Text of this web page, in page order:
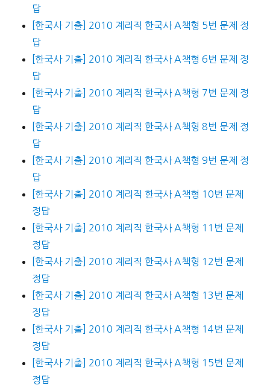
답
[한국사 기출] 2010 계리직 한국사 A책형 5번 문제 정
답
[한국사 기출] 2010 계리직 한국사 A책형 6번 문제 정
답
[한국사 기출] 2010 계리직 한국사 A책형 7번 문제 정
답
[한국사 기출] 2010 계리직 한국사 A책형 8번 문제 정
답
[한국사 기출] 2010 계리직 한국사 A책형 9번 문제 정
답
[한국사 기출] 2010 계리직 한국사 A책형 10번 문제
정답
[한국사 기출] 2010 계리직 한국사 A책형 11번 문제
정답
[한국사 기출] 2010 계리직 한국사 A책형 12번 문제
정답
[한국사 기출] 2010 계리직 한국사 A책형 13번 문제
정답
[한국사 기출] 2010 계리직 한국사 A책형 14번 문제
정답
[한국사 기출] 2010 계리직 한국사 A책형 15번 문제
정답